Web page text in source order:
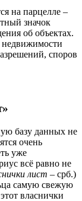
на парцелле –
значок
об объектах.
недвижимости
споров
базу данных не
очень
уже
всё равно не
лист – срб.)
самую свежую
власнички